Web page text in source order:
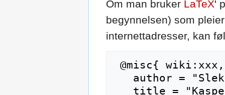
Om man bruker LaTeX'
begynnelsen) som
internettadresser, kan